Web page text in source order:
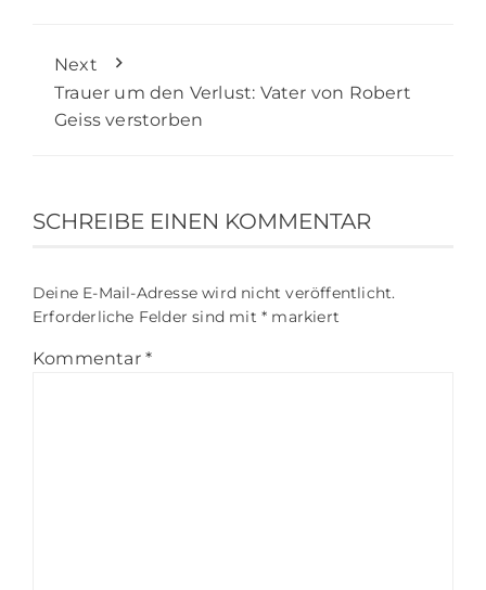
Next
Trauer um den Verlust: Vater von Robert
Geiss verstorben
SCHREIBE EINEN KOMMENTAR
Deine E-Mail-Adresse wird nicht veröffentlicht.
Erforderliche Felder sind mit * markiert
Kommentar *